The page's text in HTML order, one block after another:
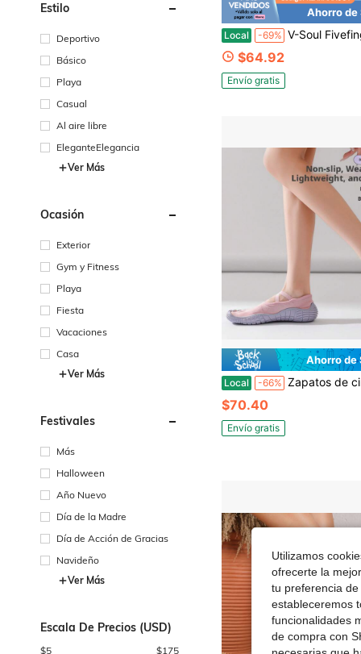
Estilo
Deportivo
Básico
Playa
Casual
Al aire libre
EleganteElegancia
Ver Más
Ocasión
Exterior
Gym y Fitness
Playa
Fiesta
Vacaciones
Casa
Ver Más
Festivales
Más
Halloween
Año Nuevo
Día de la Madre
Día de Acción de Gracias
Navideño
Ver Más
Escala De Precios (USD)
$5 $175
Ahorro de
Local -69% V-Soul Fivefingers Primal Edge Zapatos de Fitness Interior
$64.92
Envío gratis
Ahorro de
Local -66% Zapatos de cinco dedos con cordones y punta dividida de GallonShark, zapatillas de entrenamiento de yoga y fitness, zapatos de suela blanda
$70.40
Envío gratis
Utilizamos
ofrecerte la
tu preferencia
estableceremos
funcionalidades
de compra con